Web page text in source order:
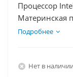
Процессор
Материнская
Видеокарта
Подробнее
Нет в наличии